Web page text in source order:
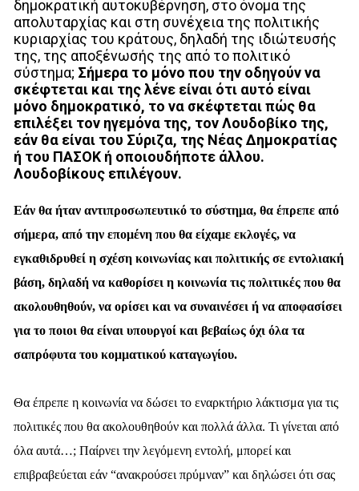
δημοκρατική αυτοκυβέρνηση, στο όνομα της
απολυταρχίας και στη συνέχεια της πολιτικής
κυριαρχίας του κράτους, δηλαδή της ιδιώτευσής
της, της αποξένωσής της από το πολιτικό
σύστημα; Σήμερα το μόνο που την οδηγούν να
σκέφτεται και της λένε είναι ότι αυτό είναι
μόνο δημοκρατικό, το να σκέφτεται πώς θα
επιλέξει τον ηγεμόνα της, τον Λουδοβίκο της,
εάν θα είναι του Σύριζα, της Νέας Δημοκρατίας
ή του ΠΑΣΟΚ ή οποιουδήποτε άλλου.
Λουδοβίκους επιλέγουν.
Εάν θα ήταν αντιπροσωπευτικό το σύστημα, θα έπρεπε από
σήμερα, από την επομένη που θα είχαμε εκλογές, να
εγκαθιδρυθεί η σχέση κοινωνίας και πολιτικής σε εντολιακή
βάση, δηλαδή να καθορίσει η κοινωνία τις πολιτικές που θα
ακολουθηθούν, να ορίσει και να συναινέσει ή να αποφασίσει
για το ποιοι θα είναι υπουργοί και βεβαίως όχι όλα τα
σαπρόφυτα του κομματικού καταγωγίου.
Θα έπρεπε η κοινωνία να δώσει το εναρκτήριο λάκτισμα για τις
πολιτικές που θα ακολουθηθούν και πολλά άλλα. Τι γίνεται από
όλα αυτά…; Παίρνει την λεγόμενη εντολή, μπορεί και
επιβραβεύεται εάν “ανακρούσει πρύμναν” και δηλώσει ότι σας